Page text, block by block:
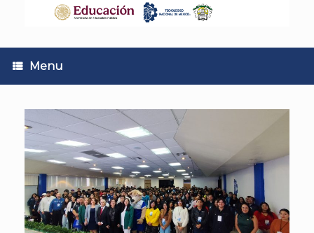
Menu